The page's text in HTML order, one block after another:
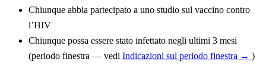
Chiunque abbia partecipato a uno studio sul vaccino contro
l’HIV
Chiunque possa essere stato infettato negli ultimi 3 mesi
(periodo finestra — vedi Indicazioni sul periodo finestra → )